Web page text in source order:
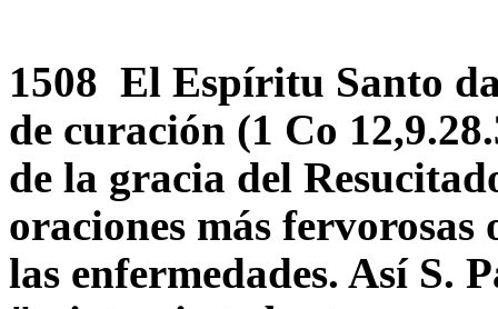
1508 El Espíritu Santo
de curación (1 Co
de la gracia del
oraciones más
las enfermedades. Así S.